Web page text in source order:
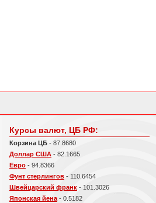
Курсы валют, ЦБ РФ:
Корзина ЦБ - 87.8680
Доллар США - 82.1665
Евро - 94.8366
Фунт стерлингов - 110.6454
Швейцарский франк - 101.3026
Японская йена - 0.5182